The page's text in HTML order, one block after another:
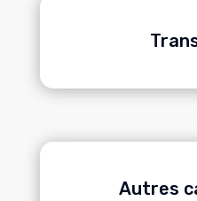
Autres